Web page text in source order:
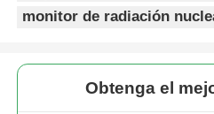
monitor de radiación
Obtenga el